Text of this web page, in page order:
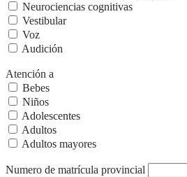
Neurociencias cognitivas
Vestibular
Voz
Audición
Atención a
Bebes
Niños
Adolescentes
Adultos
Adultos mayores
Numero de matrícula provincial